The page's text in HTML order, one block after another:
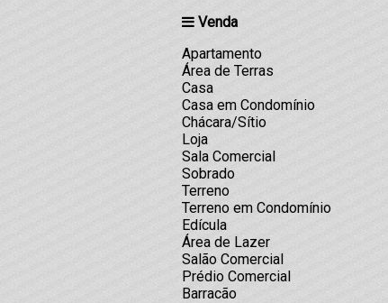
Venda
Apartamento
Área de Terras
Casa
Casa em Condomínio
Chácara/Sítio
Loja
Sala Comercial
Sobrado
Terreno
Terreno em Condomínio
Edícula
Área de Lazer
Salão Comercial
Prédio Comercial
Barracão